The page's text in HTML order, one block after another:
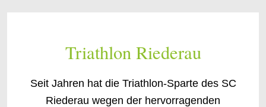
Triathlon Riederau
Seit Jahren hat die Triathlon-Sparte des SC
Riederau wegen der hervorragenden